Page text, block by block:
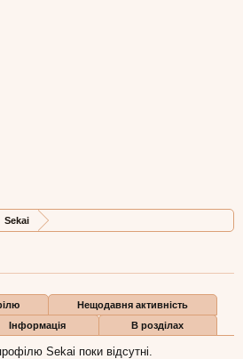
Sekai
Бали
1
Нещодавня активність
Інформація В розділах
Sekai поки відсутні.